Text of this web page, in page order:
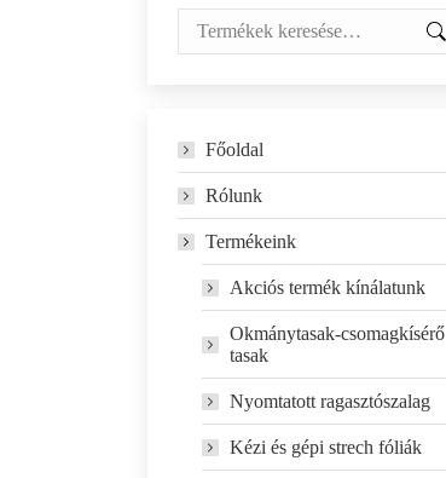
Főoldal
Rólunk
Termékeink
Akciós termék kínálatunk
Okmánytasak-csomagkísérő
tasak
Nyomtatott ragasztószalag
Kézi és gépi strech fóliák